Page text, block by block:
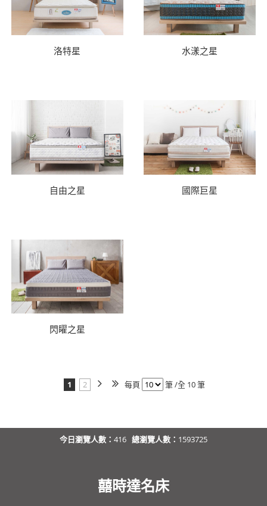
洛特星 水漾之星
自由之星 國際巨星
閃矅之星
1 2 每頁 筆 /全 10 筆
今日瀏覽人數： 416 總瀏覽人數： 1593725
囍時達名床